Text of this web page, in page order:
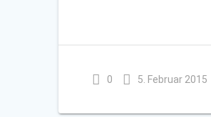
0 5. Februar 2015